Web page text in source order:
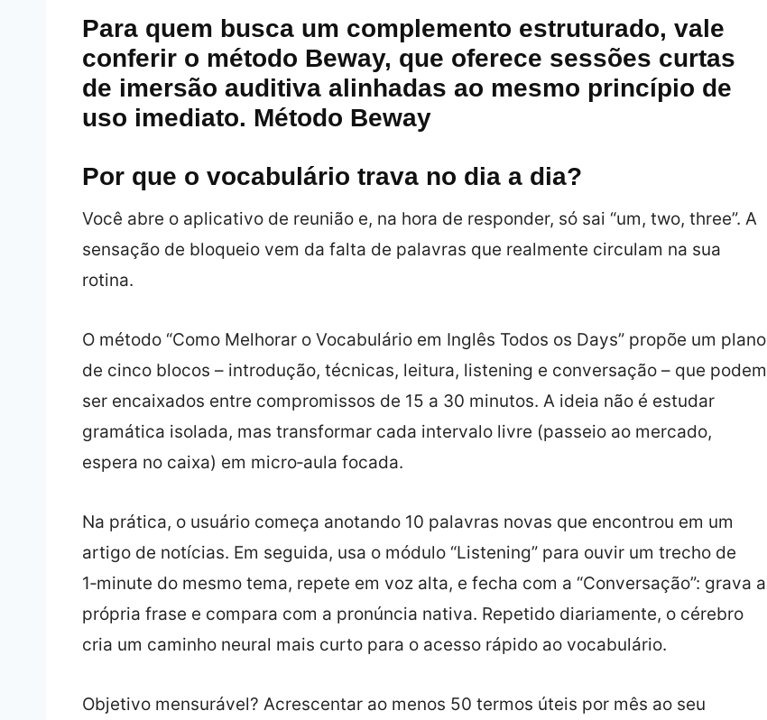
Para quem busca um complemento estruturado, vale
conferir o método Beway, que oferece sessões curtas
de imersão auditiva alinhadas ao mesmo princípio de
uso imediato. Método Beway
Por que o vocabulário trava no dia a dia?
Você abre o aplicativo de reunião e, na hora de responder, só sai “um, two, three”. A
sensação de bloqueio vem da falta de palavras que realmente circulam na sua
rotina.
O método “Como Melhorar o Vocabulário em Inglês Todos os Days” propõe um plano
de cinco blocos – introdução, técnicas, leitura, listening e conversação – que podem
ser encaixados entre compromissos de 15 a 30 minutos. A ideia não é estudar
gramática isolada, mas transformar cada intervalo livre (passeio ao mercado,
espera no caixa) em micro‑aula focada.
Na prática, o usuário começa anotando 10 palavras novas que encontrou em um
artigo de notícias. Em seguida, usa o módulo “Listening” para ouvir um trecho de
1‑minute do mesmo tema, repete em voz alta, e fecha com a “Conversação”: grava a
própria frase e compara com a pronúncia nativa. Repetido diariamente, o cérebro
cria um caminho neural mais curto para o acesso rápido ao vocabulário.
Objetivo mensurável? Acrescentar ao menos 50 termos úteis por mês ao seu